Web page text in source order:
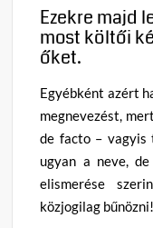
Ezekre majd
most költői
őket.
Egyébként azért
megnevezést,
de facto – vagyis
ugyan a neve,
elismerése
közjogilag bűnözni!